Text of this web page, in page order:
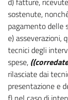
sostenute,
pagamento delle
e) asseverazioni,
tecnici degli
spese,
rilasciate dai
presentazione e